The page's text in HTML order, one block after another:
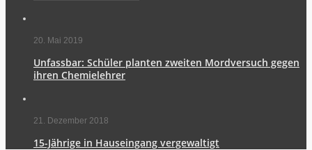
20. Mai 2019
Unfassbar: Schüler planten zweiten Mordversuch gegen
ihren Chemielehrer
21. Dezember 2018
15-Jährige in Hauseingang vergewaltigt